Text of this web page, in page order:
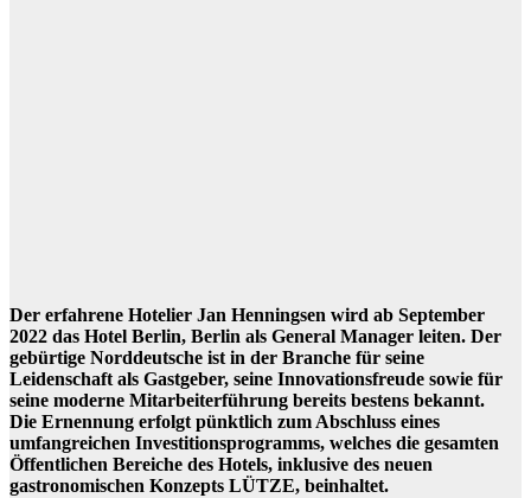
Der erfahrene Hotelier Jan Henningsen wird ab September
2022 das Hotel Berlin, Berlin als General Manager leiten. Der
gebürtige Norddeutsche ist in der Branche für seine
Leidenschaft als Gastgeber, seine Innovationsfreude sowie für
seine moderne Mitarbeiterführung bereits bestens bekannt.
Die Ernennung erfolgt pünktlich zum Abschluss eines
umfangreichen Investitionsprogramms, welches die gesamten
Öffentlichen Bereiche des Hotels, inklusive des neuen
gastronomischen Konzepts LÜTZE, beinhaltet.